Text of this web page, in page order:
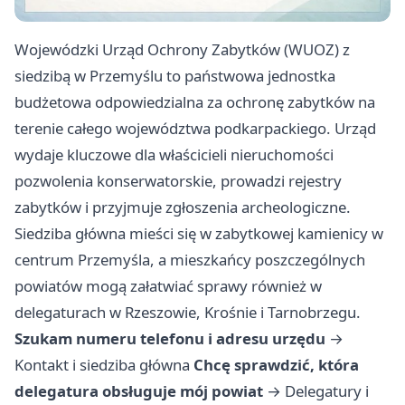
Wojewódzki Urząd Ochrony Zabytków (WUOZ) z
siedzibą w Przemyślu to państwowa jednostka
budżetowa odpowiedzialna za ochronę zabytków na
terenie całego województwa podkarpackiego. Urząd
wydaje kluczowe dla właścicieli nieruchomości
pozwolenia konserwatorskie, prowadzi rejestry
zabytków i przyjmuje zgłoszenia archeologiczne.
Siedziba główna mieści się w zabytkowej kamienicy w
centrum Przemyśla, a mieszkańcy poszczególnych
powiatów mogą załatwiać sprawy również w
delegaturach w Rzeszowie, Krośnie i Tarnobrzegu.
Szukam numeru telefonu i adresu urzędu →
Kontakt i siedziba główna Chcę sprawdzić, która
delegatura obsługuje mój powiat → Delegatury i